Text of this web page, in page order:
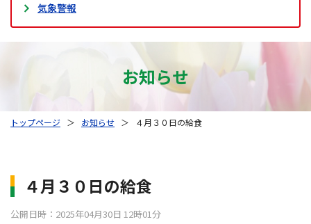
気象警報
お知らせ
トップページ ＞ お知らせ ＞ ４月３０日の給食
４月３０日の給食
公開日時：2025年04月30日 12時01分